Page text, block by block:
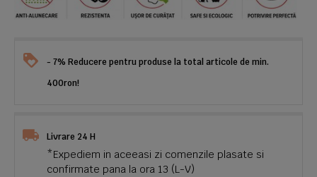
- 7% Reducere pentru produse la total articole de min.
400ron!
Livrare 24 H
*Expediem in aceeasi zi comenzile plasate si
confirmate pana la ora 13 (L-V)